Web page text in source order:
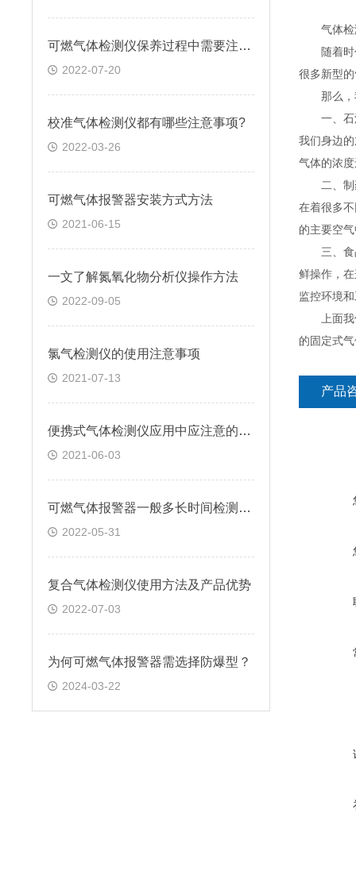
可燃气体检测仪保养过程中需要注意的几点问题
2022-07-20
校准气体检测仪都有哪些注意事项?
2022-03-26
可燃气体报警器安装方式方法
2021-06-15
一文了解氮氧化物分析仪操作方法
2022-09-05
氯气检测仪的使用注意事项
2021-07-13
便携式气体检测仪应用中应注意的要点解析
2021-06-03
可燃气体报警器一般多长时间检测一次的
2022-05-31
复合气体检测仪使用方法及产品优势
2022-07-03
为何可燃气体报警器需选择防爆型？
2024-03-22
气体检
随着时代
很多新型
那么，我
一、石油
我们身边
气体的浓
二、制药
在着很多
的主要空
三、食品
鲜操作，
监控环境
上面我们
的固定式
产品